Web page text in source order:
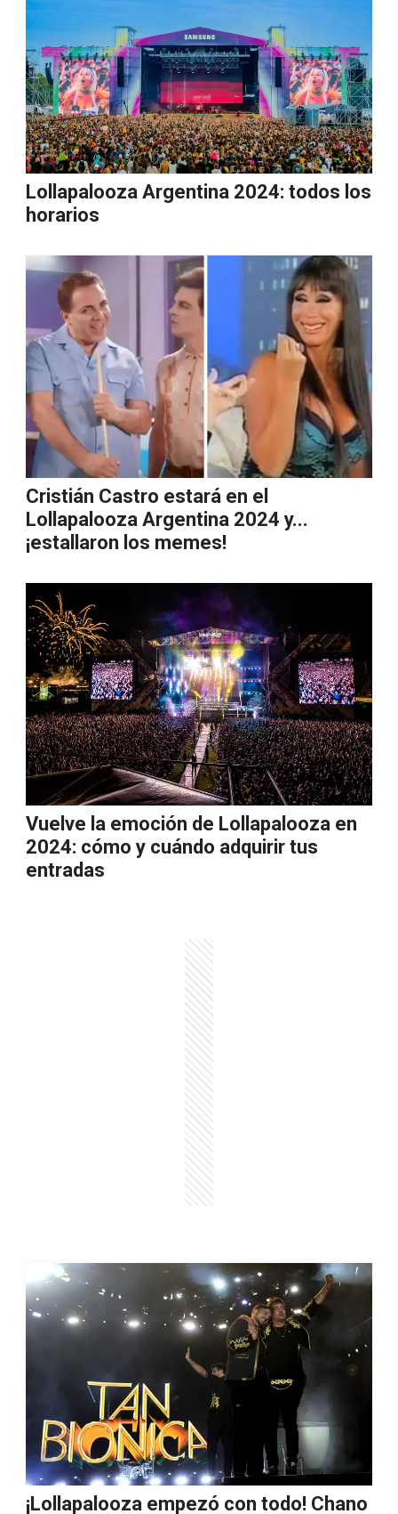
Lollapalooza Argentina 2024: todos los
horarios
Cristián Castro estará en el
Lollapalooza Argentina 2024 y...
¡estallaron los memes!
Vuelve la emoción de Lollapalooza en
2024: cómo y cuándo adquirir tus
entradas
¡Lollapalooza empezó con todo! Chano